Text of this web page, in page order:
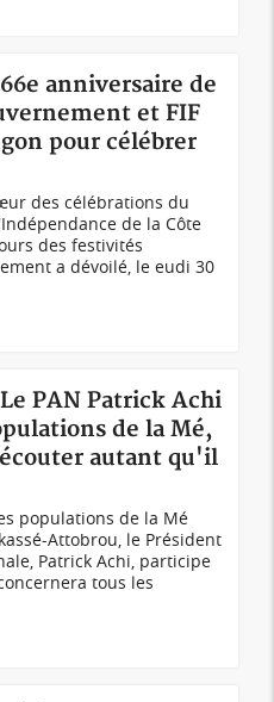
anniversaire de
et FIF
pour célébrer
des célébrations du
de la Côte
des festivités
a dévoilé, le eudi 30
PAN Patrick Achi
de la Mé,
autant qu'il
populations de la Mé
Attobrou, le Président
Patrick Achi, participe
tous les